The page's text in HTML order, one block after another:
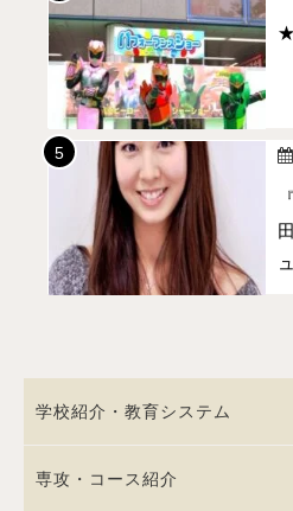
学校紹介・教育システム
専攻・コース紹介